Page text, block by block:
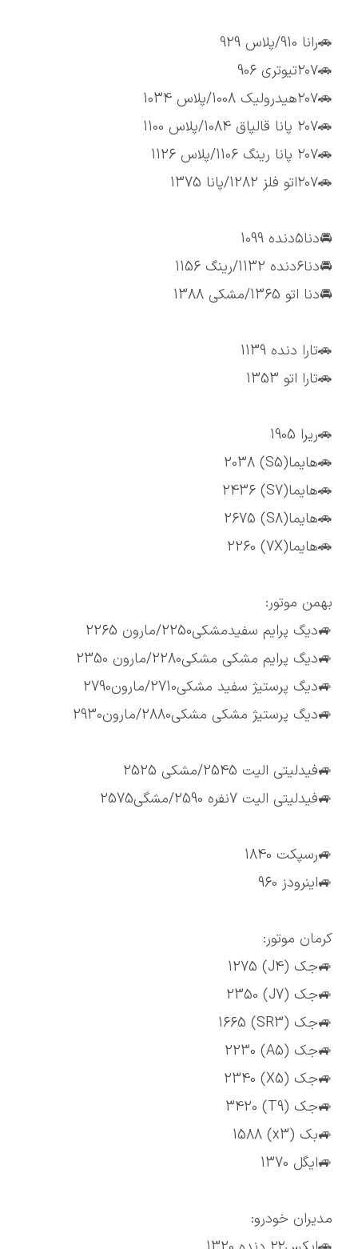
🚗رانا 910/پلاس 929
🚗۲۰۷تیوتری 906
🚗۲۰۷هیدرولیک 1008/پلاس 1034
🚗۲۰۷ پانا قالپاق 1084/پلاس 1100
🚗۲۰۷ پانا رینگ 1106/پلاس 1126
🚗۲۰۷اتو فلز 1282/پانا 1375
🚘دنا۵دنده 1099
🚘دنا۶دنده 1132/رینگ 1156
🚘دنا اتو 1365/مشکی 1388
🚗تارا دنده 1139
🚗تارا اتو 1353
🚗ریرا 1905
🚗هایما(S5) 2038
🚗هایما(S7) 2436
🚗هایما(S8) 2675
🚗هایما(7X) 2260
بهمن موتور:
🚙دیگ پرایم سفیدمشکی2250/مارون 2265
🚙دیگ پرایم مشکی مشکی2280/مارون 2350
🚙دیگ پرستیژ سفید مشکی2710/مارون2790
🚙دیگ پرستیژ مشکی مشکی2880/مارون2930
🚙فیدلیتی الیت 2545/مشکی 2525
🚙فیدلیتی الیت 7نفره 2590/مشگی2575
🚙رسپکت 1840
🚙اینرودز 960
کرمان موتور:
🚙جک (J4) 1275
🚙جک (J7) 2350
🚙جک (SR3) 1665
🚙جک (A5) 2230
🚙جک (X5) 2340
🚙جک (T9) 3420
🚙بک (x3) 1588
🚙ایگل 1370
مدیران خودرو: